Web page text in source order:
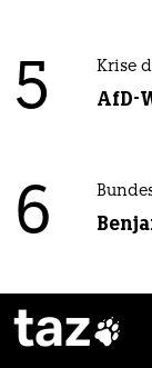
5 Krise
AfD-
6
taz